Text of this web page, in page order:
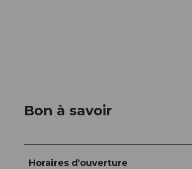
Bon à savoir
Horaires d'ouverture